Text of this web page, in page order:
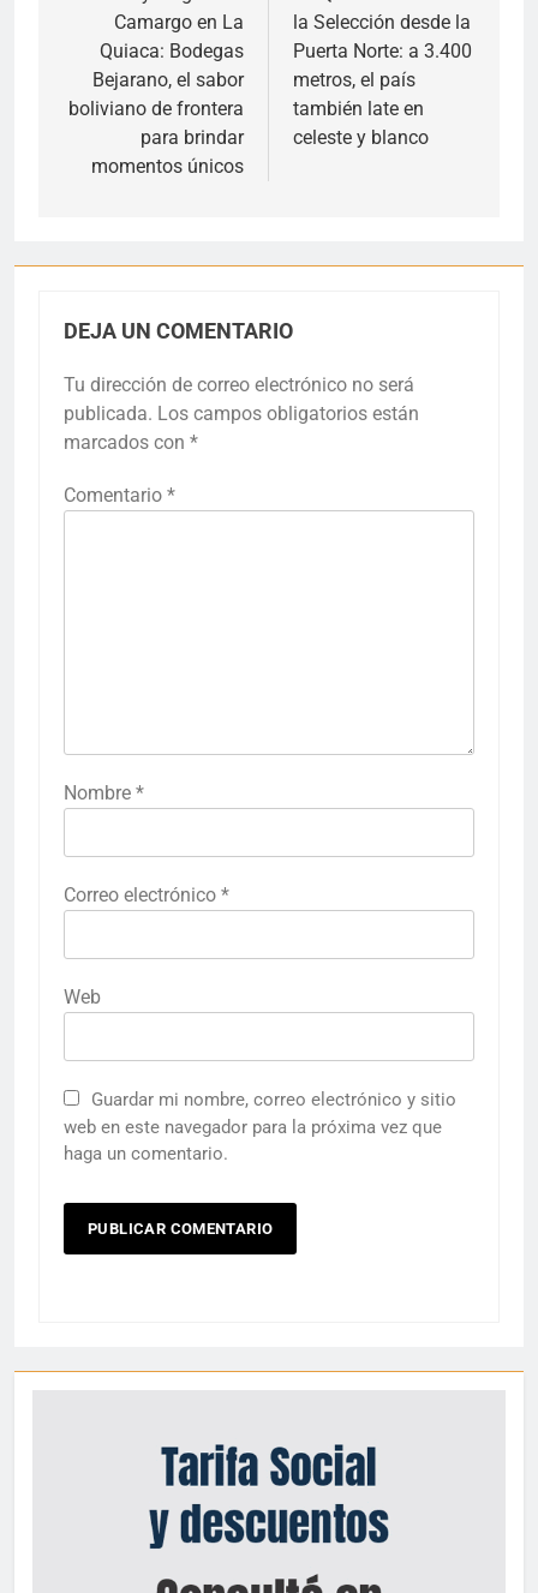
entradas
Camargo en La
Quiaca: Bodegas
Bejarano, el sabor
boliviano de frontera
para brindar
momentos únicos
la Selección desde la
Puerta Norte: a 3.400
metros, el país
también late en
celeste y blanco
DEJA UN COMENTARIO
Tu dirección de correo electrónico no será
publicada. Los campos obligatorios están
marcados con *
Comentario *
Nombre *
Correo electrónico *
Web
Guardar mi nombre, correo electrónico y sitio
web en este navegador para la próxima vez que
haga un comentario.